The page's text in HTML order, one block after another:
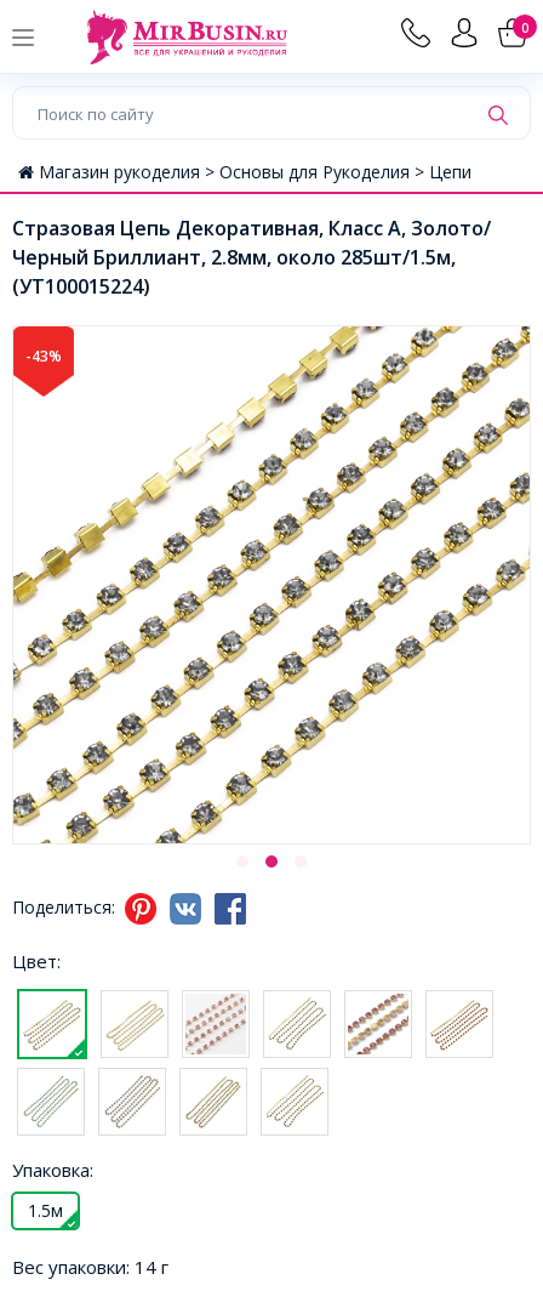
0
Магазин рукоделия > Основы для Рукоделия > Цепи
Стразовая Цепь Декоративная, Класс А, Золото/
Черный Бриллиант, 2.8мм, около 285шт/1.5м,
(УТ100015224)
-43%
Поделиться:
Цвет:
Упаковка:
1.5м
Вес упаковки: 14 г